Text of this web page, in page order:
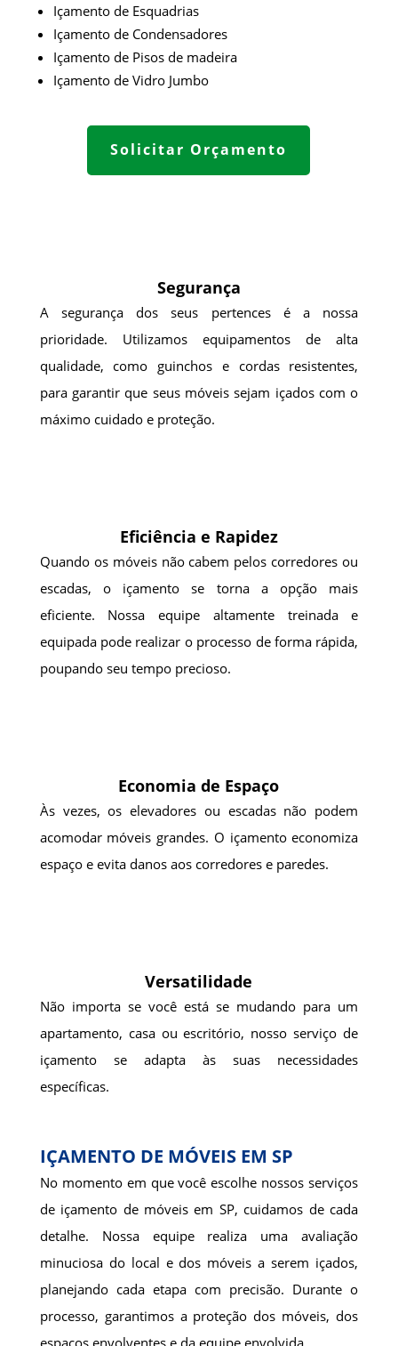
Içamento de Esquadrias
Içamento de Condensadores
Içamento de Pisos de madeira
Içamento de Vidro Jumbo
Solicitar Orçamento
Segurança
A segurança dos seus pertences é a nossa
prioridade. Utilizamos equipamentos de alta
qualidade, como guinchos e cordas resistentes,
para garantir que seus móveis sejam içados com o
máximo cuidado e proteção.
Eficiência e Rapidez
Quando os móveis não cabem pelos corredores ou
escadas, o içamento se torna a opção mais
eficiente. Nossa equipe altamente treinada e
equipada pode realizar o processo de forma rápida,
poupando seu tempo precioso.
Economia de Espaço
Às vezes, os elevadores ou escadas não podem
acomodar móveis grandes. O içamento economiza
espaço e evita danos aos corredores e paredes.
Versatilidade
Não importa se você está se mudando para um
apartamento, casa ou escritório, nosso serviço de
içamento se adapta às suas necessidades
específicas.
IÇAMENTO DE MÓVEIS EM SP
No momento em que você escolhe nossos serviços
de içamento de móveis em SP, cuidamos de cada
detalhe. Nossa equipe realiza uma avaliação
minuciosa do local e dos móveis a serem içados,
planejando cada etapa com precisão. Durante o
processo, garantimos a proteção dos móveis, dos